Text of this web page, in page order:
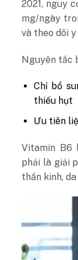
2021, nguy
mg/ngày
và theo dõi
Nguyên tắc
Chỉ bổ
thiếu hụt
Ưu tiên
Vitamin B6
phải là giải
thần kinh,